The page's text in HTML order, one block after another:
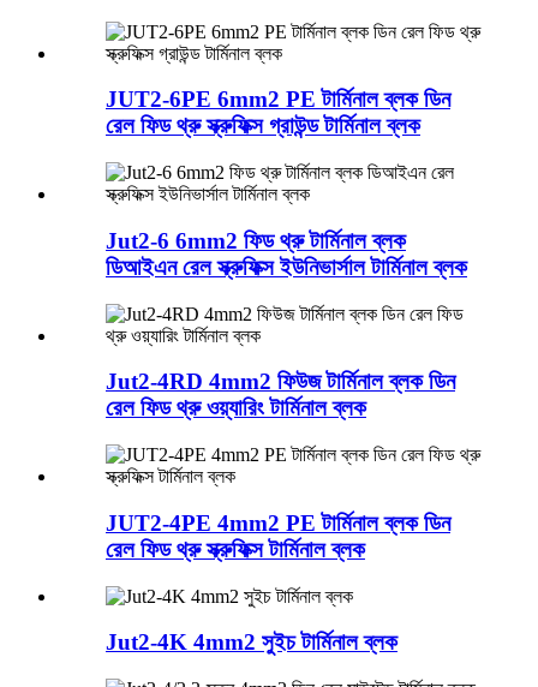
JUT2-6PE 6mm2 PE টার্মিনাল ব্লক ডিন
রেল ফিড থ্রু স্ক্রুফিক্স গ্রাউন্ড টার্মিনাল ব্লক
Jut2-6 6mm2 ফিড ​​থ্রু টার্মিনাল ব্লক
ডিআইএন রেল স্ক্রুফিক্স ইউনিভার্সাল টার্মিনাল ব্লক
Jut2-4RD 4mm2 ফিউজ টার্মিনাল ব্লক ডিন
রেল ফিড থ্রু ওয়্যারিং টার্মিনাল ব্লক
JUT2-4PE 4mm2 PE টার্মিনাল ব্লক ডিন
রেল ফিড থ্রু স্ক্রুফিক্স টার্মিনাল ব্লক
Jut2-4K 4mm2 সুইচ টার্মিনাল ব্লক